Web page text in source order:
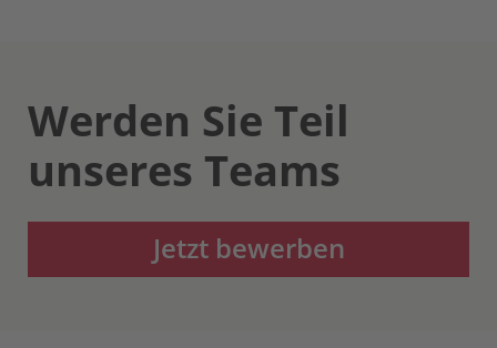
Werden Sie Teil
unseres Teams
Jetzt bewerben